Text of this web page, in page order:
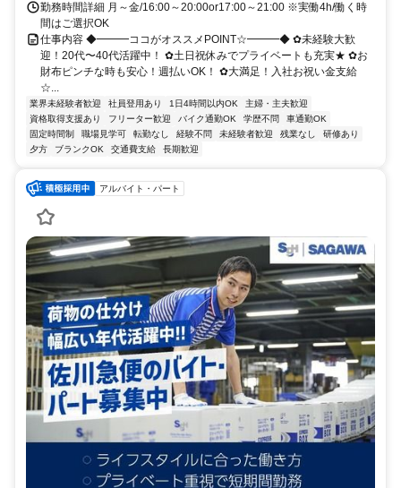
勤務時間詳細 月～金/16:00～20:00or17:00～21:00 ※実働4h/働く時
間はご選択OK
仕事内容 ◆━━━ココがオススメPOINT☆━━━◆ ✿未経験大歓
迎！20代〜40代活躍中！ ✿土日祝休みでプライベートも充実★ ✿お
財布ピンチな時も安心！週払いOK！ ✿大満足！入社お祝い金支給
☆...
業界未経験者歓迎 社員登用あり 1日4時間以内OK
主婦・主夫歓迎
資格取得支援あり
フリーター歓迎 バイク通勤OK 学歴不問
車通勤OK
固定時間制
職場見学可 転勤なし 経験不問 未経験者歓迎 残業なし
研修あり
夕方
ブランクOK 交通費支給 長期歓迎
アルバイト・パート